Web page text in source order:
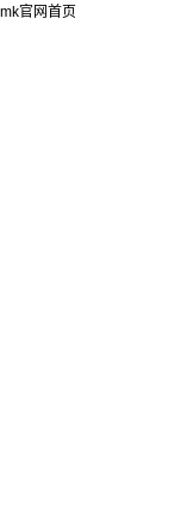
mk官网首页